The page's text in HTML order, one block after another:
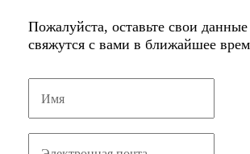
Пожалуйста, оставьте свои
свяжутся с вами в ближайшее